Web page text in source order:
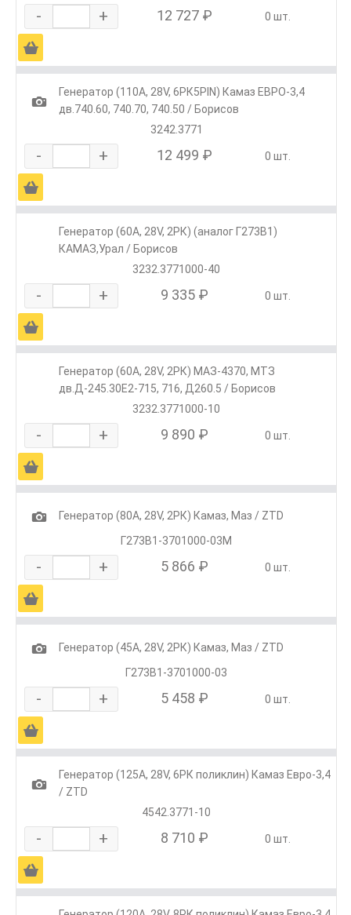
- + 12 727 ₽ 0 шт.
Ä
1
Генератор (110А, 28V, 6РК5PIN) Камаз ЕВРО-3,4
дв.740.60, 740.70, 740.50 / Борисов
3242.3771
- + 12 499 ₽ 0 шт.
Ä
Генератор (60А, 28V, 2РК) (аналог Г273В1)
КАМАЗ,Урал / Борисов
3232.3771000-40
- + 9 335 ₽ 0 шт.
Ä
Генератор (60А, 28V, 2РК) МАЗ-4370, МТЗ
дв.Д-245.30Е2-715, 716, Д260.5 / Борисов
3232.3771000-10
- + 9 890 ₽ 0 шт.
Ä
1
Генератор (80А, 28V, 2РК) Камаз, Маз / ZTD
Г273В1-3701000-03М
- + 5 866 ₽ 0 шт.
Ä
1
Генератор (45А, 28V, 2РК) Камаз, Маз / ZTD
Г273В1-3701000-03
- + 5 458 ₽ 0 шт.
Ä
1
Генератор (125А, 28V, 6РК поликлин) Камаз Евро-3,4
/ ZTD
4542.3771-10
- + 8 710 ₽ 0 шт.
Ä